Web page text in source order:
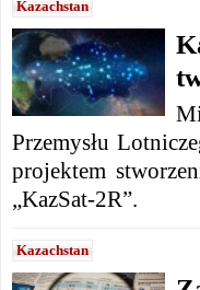
Kazachstan
Przemysłu
projektem
„KazSat-2R”.
Kazachstan